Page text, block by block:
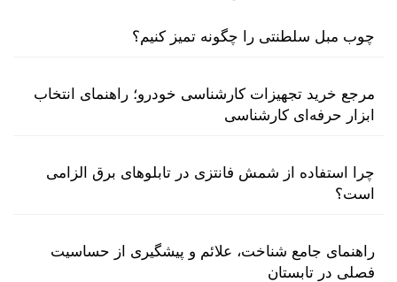
چوب مبل سلطنتی را چگونه تمیز کنیم؟
مرجع خرید تجهیزات کارشناسی خودرو؛ راهنمای انتخاب
ابزار حرفه‌ای کارشناسی
چرا استفاده از شمش فانتزی در تابلوهای برق الزامی
است؟
راهنمای جامع شناخت، علائم و پیشگیری از حساسیت
فصلی در تابستان